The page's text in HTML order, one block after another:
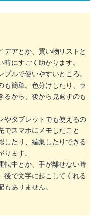
デアとか、買い物リストと
にすごく助かります。
ルで使いやすいところ。
も簡単。色分けしたり、ラ
るから、後から見返すのも
やタブレットでも使えるの
でスマホにメモしたこと
したり、編集したりできる
ます。
転中とか、手が離せない時
後で文字に起こしてくれる
ありません。